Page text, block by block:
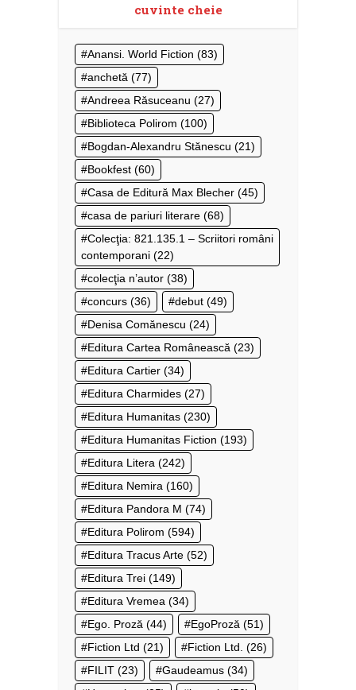
cuvinte cheie
Anansi. World Fiction (83)
anchetă (77)
Andreea Răsuceanu (27)
Biblioteca Polirom (100)
Bogdan-Alexandru Stănescu (21)
Bookfest (60)
Casa de Editură Max Blecher (45)
casa de pariuri literare (68)
Colecţia: 821.135.1 – Scriitori români
contemporani (22)
colecţia n’autor (38)
concurs (36) debut (49)
Denisa Comănescu (24)
Editura Cartea Românească (23)
Editura Cartier (34)
Editura Charmides (27)
Editura Humanitas (230)
Editura Humanitas Fiction (193)
Editura Litera (242)
Editura Nemira (160)
Editura Pandora M (74)
Editura Polirom (594)
Editura Tracus Arte (52)
Editura Trei (149)
Editura Vremea (34)
Ego. Proză (44) EgoProză (51)
Fiction Ltd (21) Fiction Ltd. (26)
FILIT (23) Gaudeamus (34)